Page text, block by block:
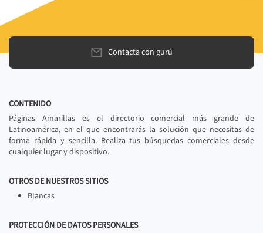
Contacta con gurú
CONTENIDO
Páginas Amarillas es el directorio comercial más grande de
Latinoamérica, en el que encontrarás la solución que necesitas de
forma rápida y sencilla. Realiza tus búsquedas comerciales desde
cualquier lugar y dispositivo.
OTROS DE NUESTROS SITIOS
Blancas
PROTECCIÓN DE DATOS PERSONALES